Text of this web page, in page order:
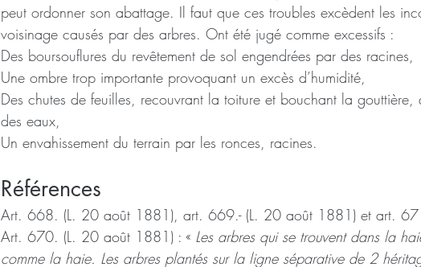
peut ordonner son abattage. Il faut que ces troubles excèdent les
voisinage causés par des arbres. Ont été jugé comme excessifs :
Des boursouflures du revêtement de sol engendrées par des racines,
Une ombre trop importante provoquant un excès d’humidité,
Des chutes de feuilles, recouvrant la toiture et bouchant la gouttière,
des eaux,
Un envahissement du terrain par les ronces, racines.
Références
Art. 668. (L. 20 août 1881), art. 669.- (L. 20 août 1881) et art.
Art. 670. (L. 20 août 1881) : « Les arbres qui se trouvent dans la
comme la haie. Les arbres plantés sur la ligne séparative de 2